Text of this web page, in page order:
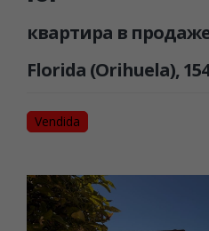
квартира в
Florida (Orihuela),
Vendida